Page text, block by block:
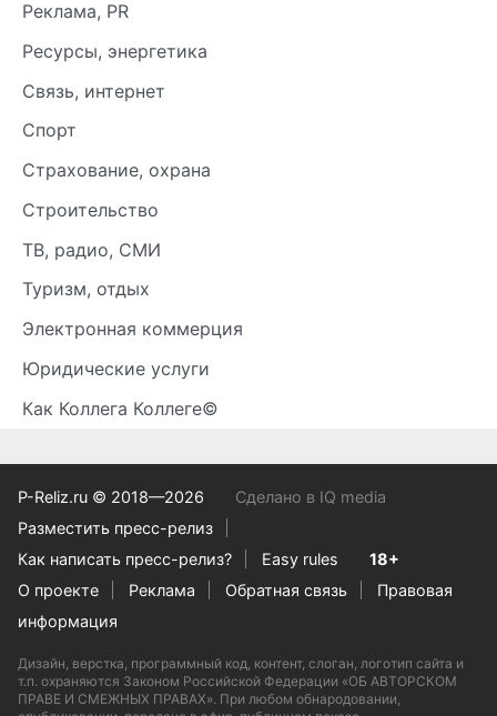
Реклама, PR
Ресурсы, энергетика
Связь, интернет
Спорт
Страхование, охрана
Строительство
ТВ, радио, СМИ
Туризм, отдых
Электронная коммерция
Юридические услуги
Как Коллега Коллеге©
P-Reliz.ru © 2018—2026
Сделано в IQ media
Разместить пресс-релиз
Как написать пресс-релиз?
Easy rules
18+
О проекте
Реклама Обратная связь
Правовая
информация
Дизайн, верстка, программный код, контент, слоган, логотип сайта и
т.п. охраняются Законом Российской Федерации «ОБ АВТОРСКОМ
ПРАВЕ И СМЕЖНЫХ ПРАВАХ». При любом обнародовании,